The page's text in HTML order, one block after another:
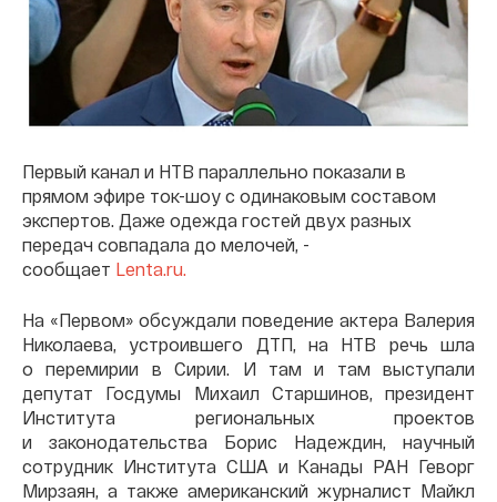
Первый канал и НТВ параллельно показали в
прямом эфире ток-шоу с одинаковым составом
экспертов. Даже одежда гостей двух разных
передач совпадала до мелочей, -
сообщает Lenta.ru.
На «Первом» обсуждали поведение актера Валерия
Николаева, устроившего ДТП, на НТВ речь шла
о перемирии в Сирии. И там и там выступали
депутат Госдумы Михаил Старшинов, президент
Института региональных проектов
и законодательства Борис Надеждин, научный
сотрудник Института США и Канады РАН Геворг
Мирзаян, а также американский журналист Майкл